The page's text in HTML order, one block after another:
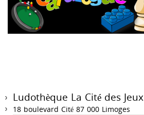
Ludothèque La Cité des Jeux
18 boulevard Cité 87 000 Limoges